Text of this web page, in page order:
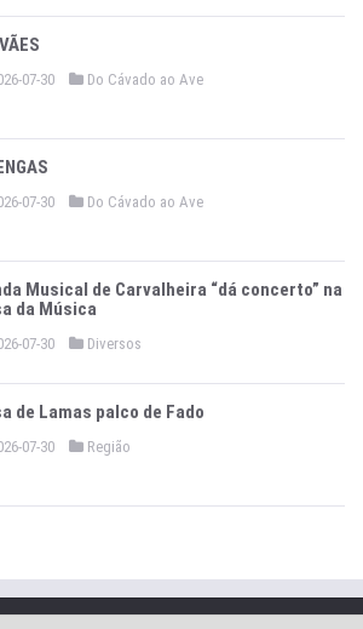
07-30 Do Cávado ao Ave
07-30 Do Cávado ao Ave
Musical de Carvalheira “dá concerto” na
da Música
07-30 Diversos
de Lamas palco de Fado
07-30 Região